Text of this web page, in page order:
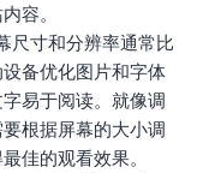
容。
尺寸和分辨率通常比
备优化图片和字体
易于阅读。就像调
根据屏幕的大小调
佳的观看效果。